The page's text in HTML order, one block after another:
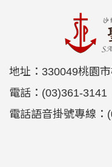
地址： 330049桃園
電話： (03)361-3141
電話語音掛號專線：